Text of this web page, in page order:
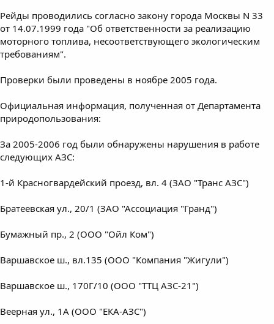
Рейды проводились согласно закону города Москвы N 33
от 14.07.1999 года "Об ответственности за реализацию
моторного топлива, несоответствующего экологическим
требованиям".
Проверки были проведены в ноябре 2005 года.
Официальная информация, полученная от Департамента
природопользования:
За 2005-2006 год были обнаружены нарушения в работе
следующих АЗС:
1-й Красногвардейский проезд, вл. 4 (ЗАО "Транс АЗС")
Братеевская ул., 20/1 (ЗАО "Ассоциация "Гранд")
Бумажный пр., 2 (ООО "Ойл Ком")
Варшавское ш., вл.135 (ООО "Компания "Жигули")
Варшавское ш., 170Г/10 (ООО "ТТЦ АЗС-21")
Веерная ул., 1А (ООО "ЕКА-АЗС")